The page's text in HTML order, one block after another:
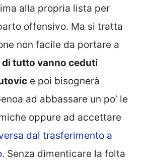
alla propria lista per
offensivo. Ma si tratta
non facile da portare a
di tutto vanno ceduti
e poi bisognerà
ad abbassare un po’ le
oppure ad accettare
dal trasferimento a
. Senza dimenticare la folta